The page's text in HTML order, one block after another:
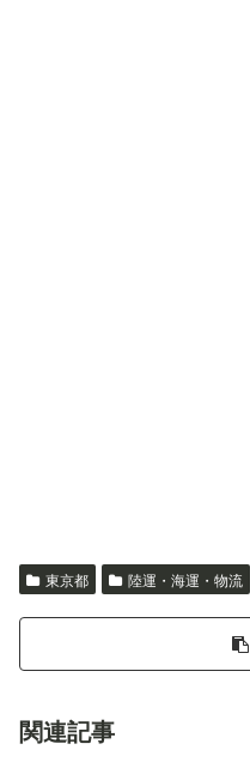
東京都 陸運・海運・物流
関連記事